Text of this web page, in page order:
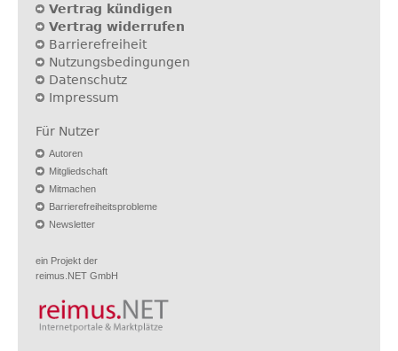
Vertrag kündigen
Vertrag widerrufen
Barrierefreiheit
Nutzungsbedingungen
Datenschutz
Impressum
Für Nutzer
Autoren
Mitgliedschaft
Mitmachen
Barrierefreiheitsprobleme
Newsletter
ein Projekt der
reimus.NET GmbH